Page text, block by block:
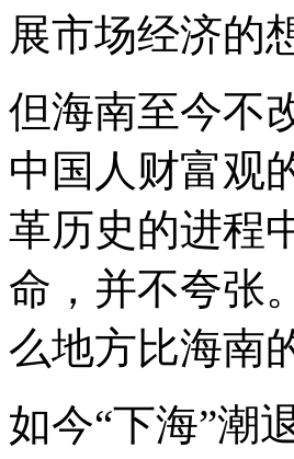
展市场经济的
但海南至今不
中国人财富观
革历史的进程
命，并不夸张
么地方比海南
如今“下海”潮